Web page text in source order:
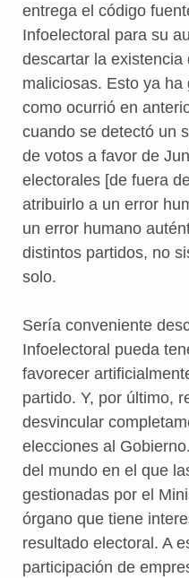
entrega el código
Infoelectoral para su
descartar la
maliciosas. Esto ya
como ocurrió en
cuando se detectó un
de votos a favor de
electorales [de fuera
atribuirlo a un error
un error humano
distintos partidos, no
solo.
Sería conveniente
Infoelectoral pueda
favorecer
partido. Y, por último,
desvincular
elecciones al
del mundo en el que
gestionadas por el
órgano que tiene
resultado electoral. A
participación de